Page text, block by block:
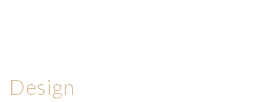
Design